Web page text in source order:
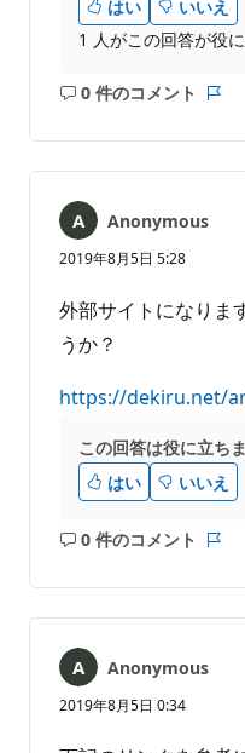
はい
いいえ
1 人がこの回答が役
0 件のコメント
コ
ト
あ
り
せ
レ
ト
Anonymous
2019年8月5日 5:28
外部サイトになりま
うか？
https://dekiru.net/
この回答は役に立ち
はい
いいえ
0 件のコメント
コ
ト
あ
り
レ
ト
Anonymous
2019年8月5日 0:34